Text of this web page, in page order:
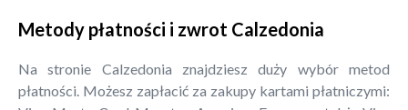
Metody płatności i zwrot Calzedonia
Na stronie Calzedonia znajdziesz duży wybór metod
płatności. Możesz zapłacić za zakupy kartami płatniczymi: